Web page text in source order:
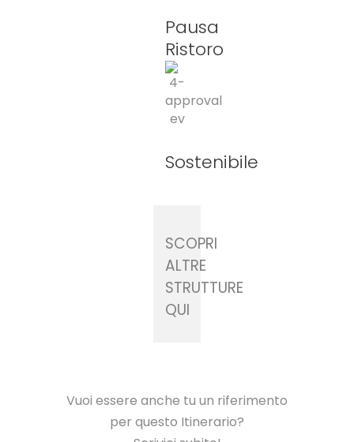
Pausa
Ristoro
Sostenibile
SCOPRI
ALTRE
STRUTTURE
QUI
Vuoi essere anche tu un riferimento
per questo Itinerario?